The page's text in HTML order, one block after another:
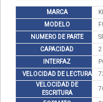
MARCA
MODELO
NUMERO DE PARTE
CAPACIDAD
2
INTERFAZ
VELOCIDAD DE LECTURA
VELOCIDAD DE
ESCRITURA